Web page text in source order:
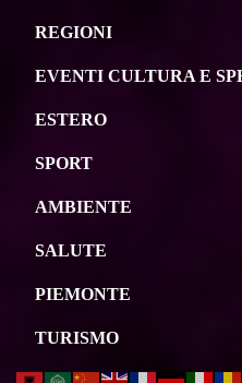
REGIONI
EVENTI CULTURA E
ESTERO
SPORT
AMBIENTE
SALUTE
PIEMONTE
TURISMO